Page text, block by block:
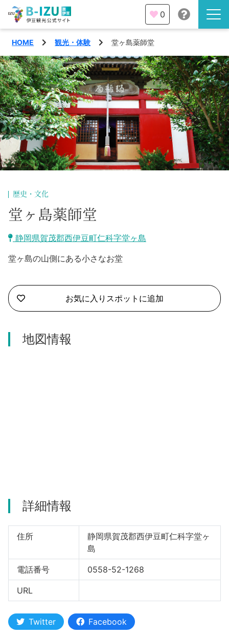
伊豆半島を知る
伊豆のみどころ
みる
あそぶ
あじわう
観光・体験
イベント
エリア
熱海市
沼津市
三島市
南伊豆町
函南町
西伊豆町
特集
旅の計画
モデルコース
旅程作成
アクセス
合同会社説明会
0
HOME 観光・体験 堂ヶ島薬師堂
歴史・文化
堂ヶ島薬師堂
静岡県賀茂郡西伊豆町仁科字堂ヶ島
堂ヶ島の山側にある小さなお堂
お気に入りスポットに追加
地図情報
詳細情報
住所
静岡県賀茂郡西伊豆町仁科字堂ヶ
島
電話番号 0558-52-1268
URL
Twitter Facebook